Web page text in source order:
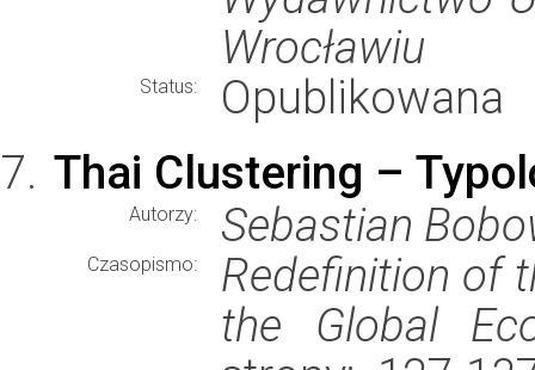
Wrocławiu
Status:
Opublikowana
Thai Clustering –
Autorzy: Sebastian
Czasopismo:
Redefinition of
the Global